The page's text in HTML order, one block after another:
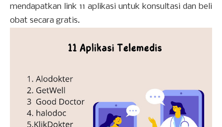
mendapatkan link 11 aplikasi untuk konsultasi dan beli
obat secara gratis.